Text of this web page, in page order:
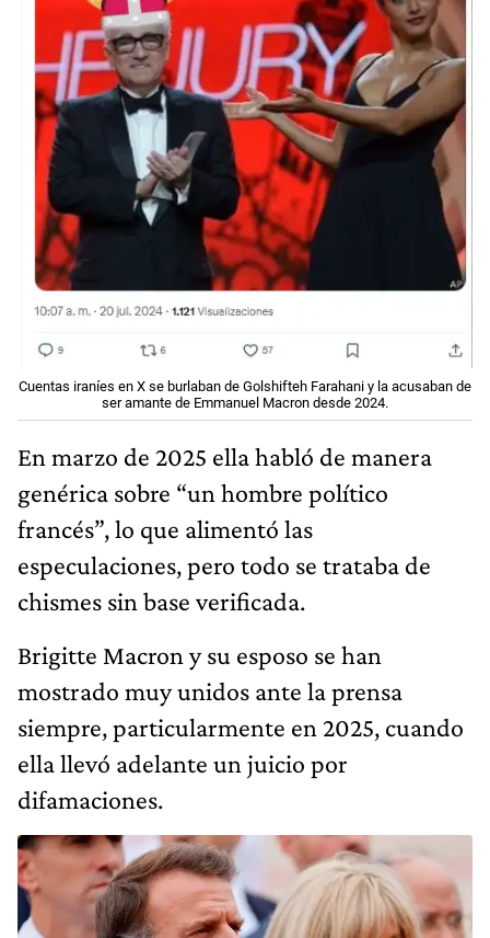
Cuentas iraníes en X se burlaban de Golshifteh Farahani y la acusaban de
ser amante de Emmanuel Macron desde 2024.
En marzo de 2025 ella habló de manera
genérica sobre “un hombre político
francés”, lo que alimentó las
especulaciones, pero todo se trataba de
chismes sin base verificada.
Brigitte Macron y su esposo se han
mostrado muy unidos ante la prensa
siempre, particularmente en 2025, cuando
ella llevó adelante un juicio por
difamaciones.